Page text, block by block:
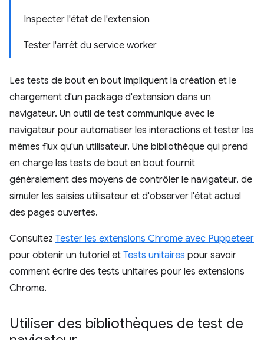
Inspecter l'état de l'extension
Tester l'arrêt du service worker
Les tests de bout en bout impliquent la création et le
chargement d'un package d'extension dans un
navigateur. Un outil de test communique avec le
navigateur pour automatiser les interactions et tester les
mêmes flux qu'un utilisateur. Une bibliothèque qui prend
en charge les tests de bout en bout fournit
généralement des moyens de contrôler le navigateur, de
simuler les saisies utilisateur et d'observer l'état actuel
des pages ouvertes.
Consultez Tester les extensions Chrome avec Puppeteer
pour obtenir un tutoriel et Tests unitaires pour savoir
comment écrire des tests unitaires pour les extensions
Chrome.
Utiliser des bibliothèques de test de